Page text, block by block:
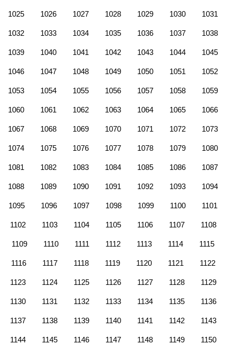
1025 1026 1027 1028 1029 1030 1031
1032 1033 1034 1035 1036 1037 1038
1039 1040 1041 1042 1043 1044 1045
1046 1047 1048 1049 1050 1051 1052
1053 1054 1055 1056 1057 1058 1059
1060 1061 1062 1063 1064 1065 1066
1067 1068 1069 1070 1071 1072 1073
1074 1075 1076 1077 1078 1079 1080
1081 1082 1083 1084 1085 1086 1087
1088 1089 1090 1091 1092 1093 1094
1095 1096 1097 1098 1099 1100 1101
1102 1103 1104 1105 1106 1107 1108
1109 1110 1111 1112 1113 1114 1115
1116 1117 1118 1119 1120 1121 1122
1123 1124 1125 1126 1127 1128 1129
1130 1131 1132 1133 1134 1135 1136
1137 1138 1139 1140 1141 1142 1143
1144 1145 1146 1147 1148 1149 1150